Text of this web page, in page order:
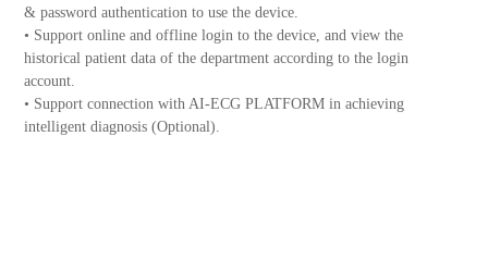
& password authentication to use the device.
• Support online and offline login to the device, and view the
historical patient data of the department according to the login
account.
• Support connection with AI-ECG PLATFORM in achieving
intelligent diagnosis (Optional).